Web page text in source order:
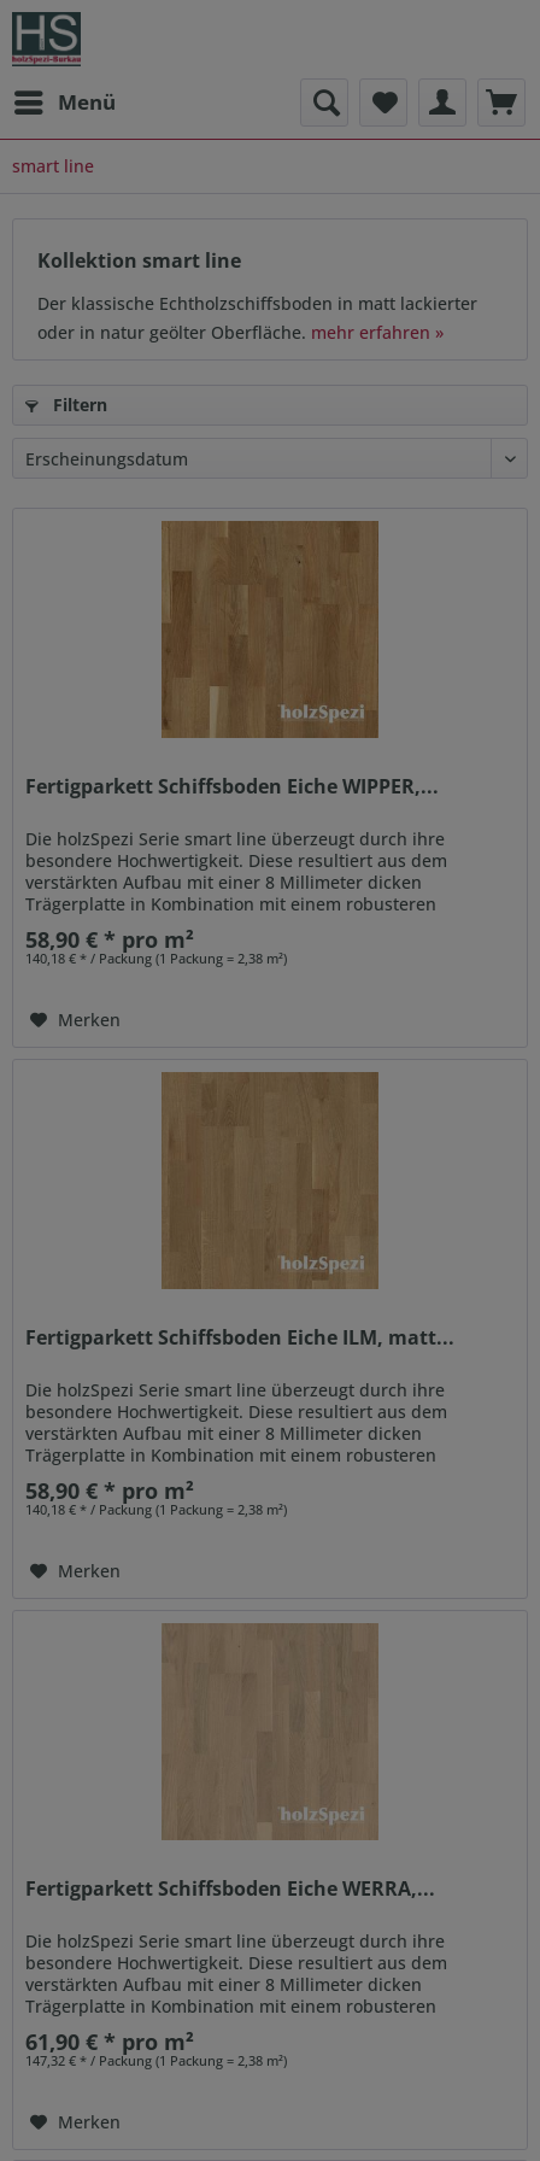
Menü
smart line
Kollektion smart line
Der klassische Echtholzschiffsboden in matt lackierter
oder in natur geölter Oberfläche. mehr erfahren »
Filtern
Fertigparkett Schiffsboden Eiche WIPPER,...
Die holzSpezi Serie smart line überzeugt durch ihre
besondere Hochwertigkeit. Diese resultiert aus dem
verstärkten Aufbau mit einer 8 Millimeter dicken
Trägerplatte in Kombination mit einem robusteren
Gegenzug. Auch der...
58,90 € * pro m²
140,18 € * / Packung (1 Packung = 2,38 m²)
Merken
Fertigparkett Schiffsboden Eiche ILM, matt...
Die holzSpezi Serie smart line überzeugt durch ihre
besondere Hochwertigkeit. Diese resultiert aus dem
verstärkten Aufbau mit einer 8 Millimeter dicken
Trägerplatte in Kombination mit einem robusteren
Gegenzug. Auch der...
58,90 € * pro m²
140,18 € * / Packung (1 Packung = 2,38 m²)
Merken
Fertigparkett Schiffsboden Eiche WERRA,...
Die holzSpezi Serie smart line überzeugt durch ihre
besondere Hochwertigkeit. Diese resultiert aus dem
verstärkten Aufbau mit einer 8 Millimeter dicken
Trägerplatte in Kombination mit einem robusteren
Gegenzug. Auch der...
61,90 € * pro m²
147,32 € * / Packung (1 Packung = 2,38 m²)
Merken